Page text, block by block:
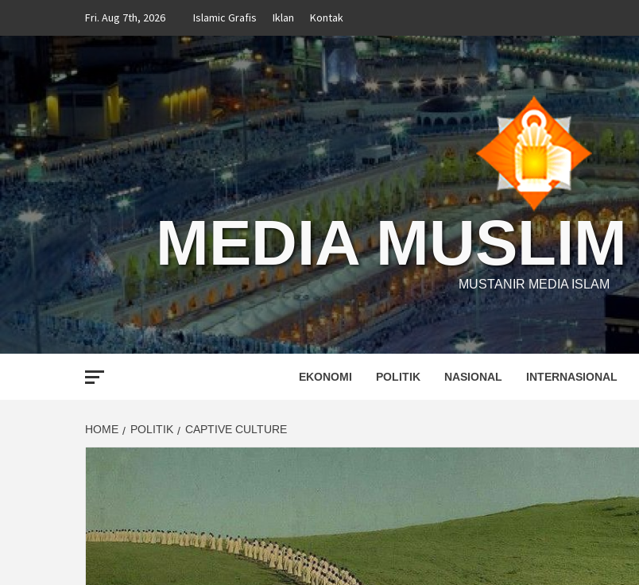
Fri. Aug 7th, 2026 Islamic Grafis Iklan Kontak
MEDIA
MUSTANIR MEDIA ISLAM
EKONOMI POLITIK NASIONAL INTERNASIONAL
HOME POLITIK CAPTIVE CULTURE